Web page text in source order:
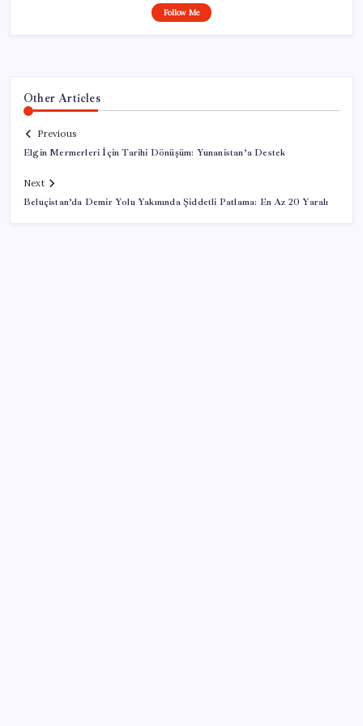
Follow Me
Other Articles
Previous
Elgin Mermerleri İçin Tarihi Dönüşüm: Yunanistan’a Destek
Next
Beluçistan’da Demir Yolu Yakınında Şiddetli Patlama: En Az 20 Yaralı